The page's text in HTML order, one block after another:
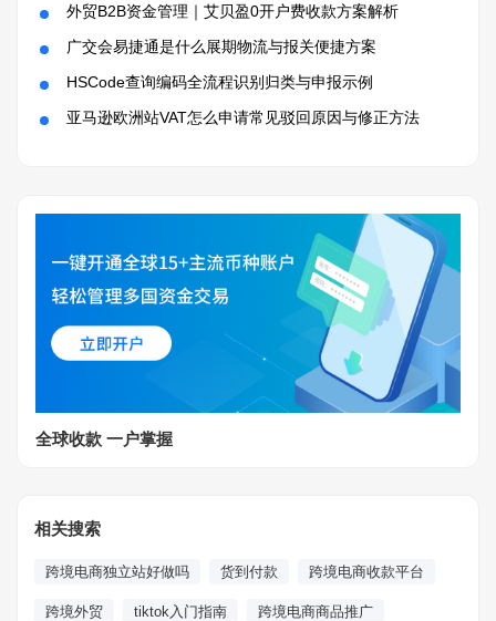
外贸B2B资金管理｜艾贝盈0开户费收款方案解析
广交会易捷通是什么展期物流与报关便捷方案
HSCode查询编码全流程识别归类与申报示例
亚马逊欧洲站VAT怎么申请常见驳回原因与修正方法
全球收款 一户掌握
相关搜索
跨境电商独立站好做吗 货到付款 跨境电商收款平台
跨境外贸 tiktok入门指南 跨境电商商品推广